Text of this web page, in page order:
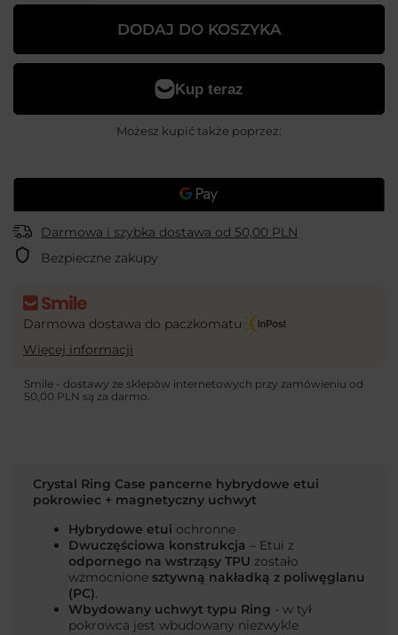
DODAJ DO KOSZYKA
Możesz kupić także poprzez:
Darmowa i szybka dostawa od 50,00 PLN
Bezpieczne zakupy
Darmowa dostawa do paczkomatu
Więcej informacji
Smile - dostawy ze sklepów internetowych przy zamówieniu od
50,00 PLN są za darmo.
Crystal Ring Case pancerne hybrydowe etui
pokrowiec + magnetyczny uchwyt
Hybrydowe etui ochronne
Dwuczęściowa konstrukcja – Etui z
odpornego na wstrząsy TPU zostało
wzmocnione sztywną nakładką z poliwęglanu
(PC).
Wbydowany uchwyt typu Ring - w tył
pokrowca jest wbudowany niezwykle